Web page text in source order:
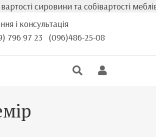
сировини та собівартості меблів,
і консультація
796 97 23 (096)486-25-08